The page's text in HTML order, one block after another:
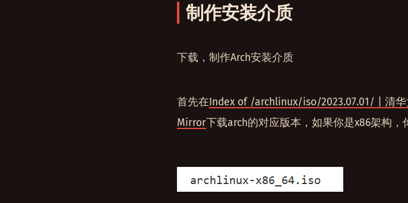
制作安装介质
下载，制作Arch安装介质
首先在 Index of /archlinux/iso/2023.07.01/ | 清
Mirror下载arch的对应版本，如果你是x86架构，